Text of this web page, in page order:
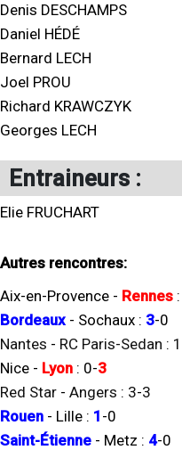
Denis DESCHAMPS
Daniel HÉDÉ
Bernard LECH
Joel PROU
Richard KRAWCZYK
Georges LECH
Entraineurs :
Elie FRUCHART
Autres rencontres:
Aix-en-Provence - Rennes :
Bordeaux - Sochaux : 3-0
Nantes - RC Paris-Sedan : 1
Nice - Lyon : 0-3
Red Star - Angers : 3-3
Rouen - Lille : 1 -0
Saint-Étienne - Metz : 4-0